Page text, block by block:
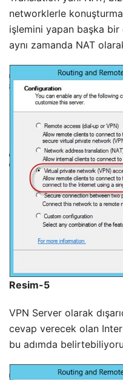
networklerle
işlemini yapan başka bir
aynı zamanda NAT
Resim-5
VPN Server olarak
cevap verecek olan
bu adımda